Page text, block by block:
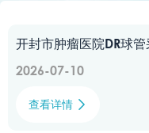
开封市肿瘤医院DR球
2026-07-10
查看详情 